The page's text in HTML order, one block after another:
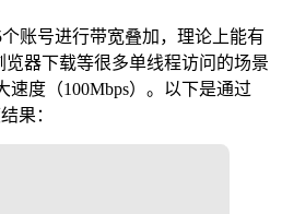
账号进行带宽叠加，理论上能有
览器下载等很多单线程访问的场景
度（100Mbps）。以下是通过
果：